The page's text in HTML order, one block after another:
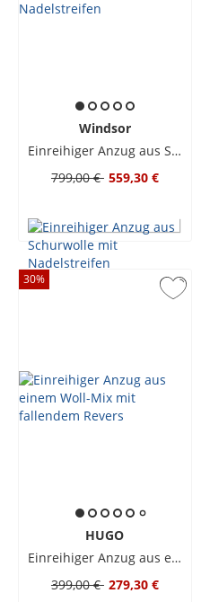
Windsor
Einreihiger Anzug aus Schurwolle mit Nadelstreifen
799,00 € 559,30 €
30%
HUGO
Einreihiger Anzug aus einem Woll-Mix mit fallendem Revers
399,00 € 279,30 €